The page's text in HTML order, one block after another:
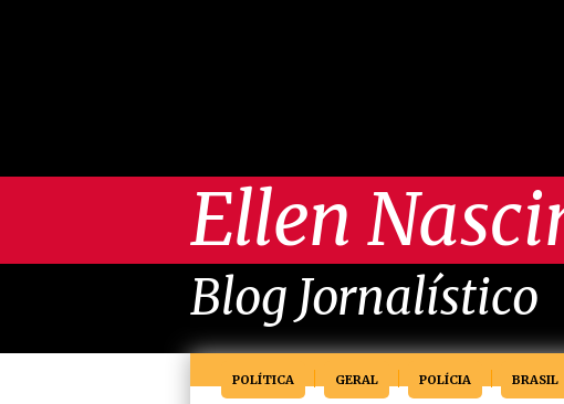
Ellen
Blog Jornalístico
POLÍTICA GERAL POLÍCIA BRASIL